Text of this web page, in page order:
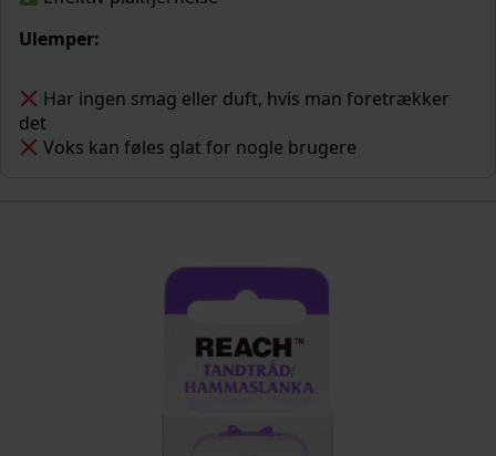
Ulemper:
Har ingen smag eller duft, hvis man foretrækker
det
Voks kan føles glat for nogle brugere